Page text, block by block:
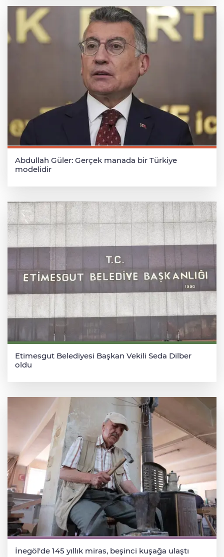
Abdullah Güler: Gerçek manada bir Türkiye
modelidir
Etimesgut Belediyesi Başkan Vekili Seda Dilber
oldu
İnegöl'de 145 yıllık miras, beşinci kuşağa ulaştı